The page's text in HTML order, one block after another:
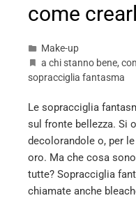
come
Make-up
a chi stanno bene,
sopracciglia fantasma
Le sopracciglia
sul fronte bellezza. Si
decolorandole o, per
oro. Ma che cosa
tutte? Sopracciglia
chiamate anche